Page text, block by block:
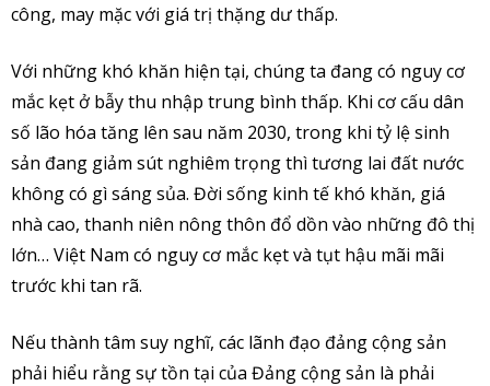
công, may mặc với giá trị thặng dư thấp.
Với những khó khăn hiện tại, chúng ta đang có nguy cơ
mắc kẹt ở bẫy thu nhập trung bình thấp. Khi cơ cấu dân
số lão hóa tăng lên sau năm 2030, trong khi tỷ lệ sinh
sản đang giảm sút nghiêm trọng thì tương lai đất nước
không có gì sáng sủa. Đời sống kinh tế khó khăn, giá
nhà cao, thanh niên nông thôn đổ dồn vào những đô thị
lớn… Việt Nam có nguy cơ mắc kẹt và tụt hậu mãi mãi
trước khi tan rã.
Nếu thành tâm suy nghĩ, các lãnh đạo đảng cộng sản
phải hiểu rằng sự tồn tại của Đảng cộng sản là phải